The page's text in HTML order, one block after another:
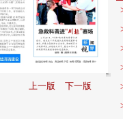
上一版 下一版